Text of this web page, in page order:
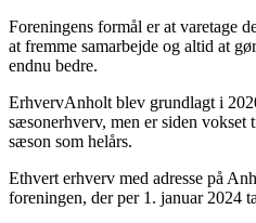
Foreningens formål er at varetage
at fremme samarbejde og altid at
endnu bedre.
ErhvervAnholt blev grundlagt i
sæsonerhverv, men er siden vokset
sæson som helårs.
Ethvert erhverv med adresse på
foreningen, der per 1. januar 2024